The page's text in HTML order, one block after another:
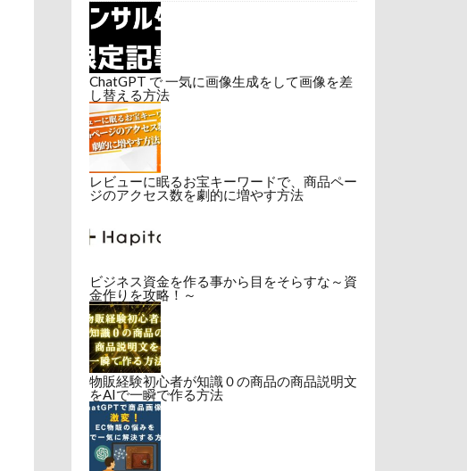
ChatGPT で 一気に画像生成をして画像を差
し替える方法
レビューに眠るお宝キーワードで、商品ペー
ジのアクセス数を劇的に増やす方法
ビジネス資金を作る事から目をそらすな～資
金作りを攻略！～
物販経験初心者が知識０の商品の商品説明文
をAIで一瞬で作る方法